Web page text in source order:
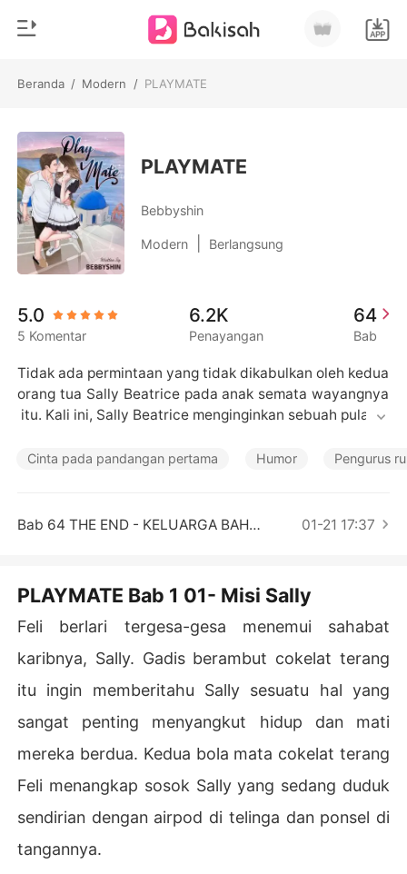
Beranda / Modern / PLAYMATE
Pengisian Ulang
Riwayat Membaca
Keluar
Unduh Aplikasi
Genre
Modern
Romantis
Cerita pendek
Likantrof
Cerita Pilihan
PLAYMATE
Bebbyshin
Modern Berlangsung
5.0
5 Komentar
6.2K
Penayangan
64
Bab
Tidak ada permintaan yang tidak dikabulkan oleh kedua
orang tua Sally Beatrice pada anak semata wayangnya
itu. Kali ini, Sally Beatrice menginginkan sebuah pulau p
ala fasilitasnya kepada kedua orang tuanya. Namun, un
menjadi seorang maid selama satu bulan di tempat yan
d Filemon, si pria tampan nan absurd itu membuat Sally
kelabakan, kehilangan fokusnya.
r? Ataukah Sally menyerah di tengah jalan?
Cinta pada pandangan pertama Humor Pengurus
Bab 64 THE END - KELUARGA BAHAGIA 01-21 17:37
PLAYMATE Bab 1 01- Misi Sally
Feli berlari tergesa-gesa menemui sahabat
karibnya, Sally. Gadis berambut cokelat terang
itu ingin memberitahu Sally sesuatu hal yang
sangat penting menyangkut hidup dan mati
mereka berdua. Kedua bola mata cokelat terang
Feli menangkap sosok Sally yang sedang duduk
sendirian dengan airpod di telinga dan ponsel di
tangannya.